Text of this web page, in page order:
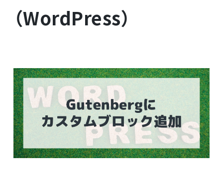
お知らせ
採用情報
資料ダウンロード
（WordPress）